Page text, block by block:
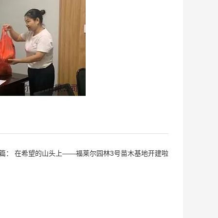
： 在希望的山头上——福莱尔园林3号苗木基地开建啦